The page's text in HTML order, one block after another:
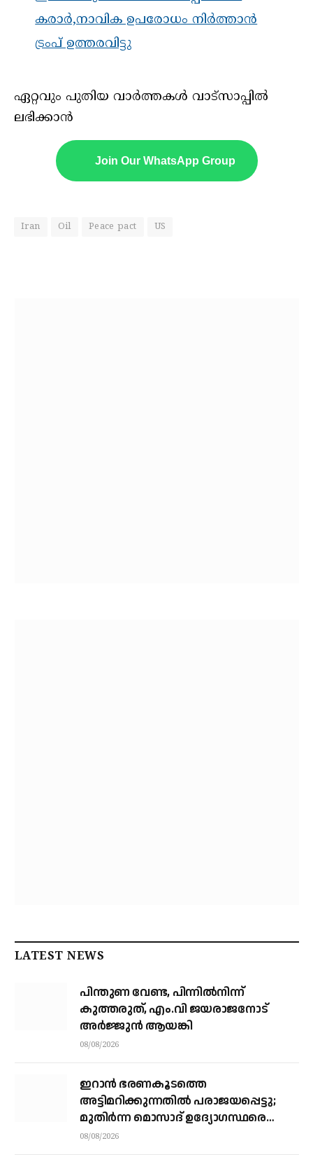
കരാർ,നാവിക ഉപരോധം നിര്‍ത്താന്‍
ട്രംപ് ഉത്തരവിട്ടു
ഏറ്റവും പുതിയ വാർത്തകൾ വാട്സാപ്പിൽ
ലഭിക്കാൻ
Join Our WhatsApp Group
Iran Oil Peace pact US
LATEST NEWS
പിന്തുണ വേണ്ട, പിന്നിൽനിന്ന്
കുത്തരുത്, എം.വി ജയരാജനോട്
അർജ്ജുൻ ആയങ്കി
08/08/2026
ഇറാന്‍ ഭരണകൂടത്തെ
അട്ടിമറിക്കുന്നതില്‍ പരാജയപ്പെട്ടു;
മുതിര്‍ന്ന മൊസാദ് ഉദ്യോഗസ്ഥരെ
പിരിച്ചുവിട്ടു
08/08/2026